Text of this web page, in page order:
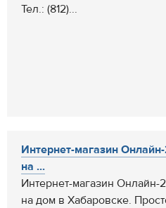
Тел.: (812)...
Интернет-магазин
на ...
Интернет-магазин Онлайн-
на дом в Хабаровске.